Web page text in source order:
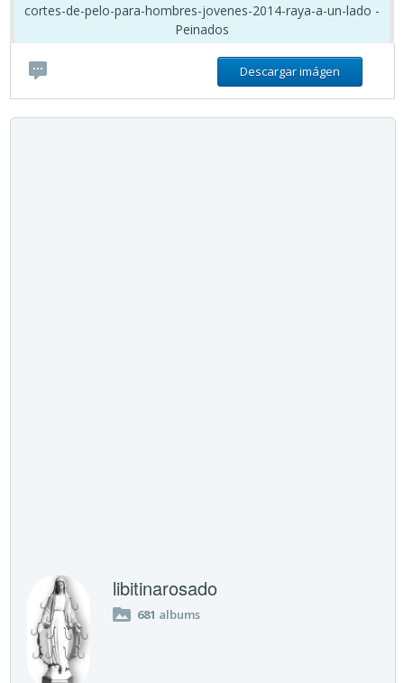
cortes-de-pelo-para-hombres-jovenes-2014-raya-a-un-lado -
Peinados
Descargar imágen
libitinarosado
681 albums